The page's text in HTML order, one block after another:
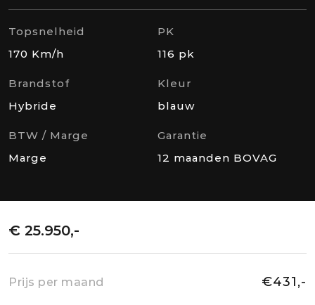
Topsnelheid
170 Km/h
PK
116 pk
Brandstof
Hybride
Kleur
blauw
BTW / Marge
Marge
Garantie
12 maanden BOVAG
€ 25.950,-
Prijs per maand €431,-